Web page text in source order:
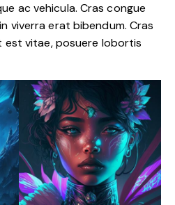
ac vehicula. Cras congue
viverra erat bibendum. Cras
vitae, posuere lobortis